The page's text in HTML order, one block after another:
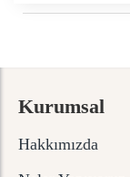
Kurumsal
Hakkımızda